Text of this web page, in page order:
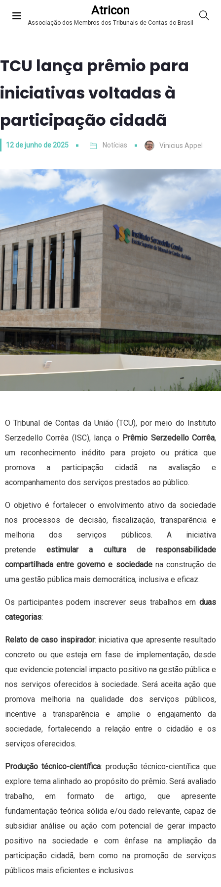
Atricon
Associação dos Membros dos Tribunais de Contas do Brasil
TCU lança prêmio para
iniciativas voltadas à
participação cidadã
12 de junho de 2025 Notícias Vinicius Appel
O Tribunal de Contas da União (TCU), por meio do Instituto
Serzedello Corrêa (ISC), lança o Prêmio Serzedello Corrêa,
um reconhecimento inédito para projeto ou prática que
promova a participação cidadã na avaliação e
acompanhamento dos serviços prestados ao público.
O objetivo é fortalecer o envolvimento ativo da sociedade
nos processos de decisão, fiscalização, transparência e
melhoria dos serviços públicos. A iniciativa
pretendeestimular a culturade responsabilidade
compartilhada entre governo e sociedadena construção de
uma gestão pública mais democrática, inclusiva e eficaz.
Os participantes podem inscrever seus trabalhos em duas
categorias:
Relato de caso inspirador: iniciativa que apresente resultado
concreto ou que esteja em fase de implementação, desde
que evidencie potencial impacto positivo na gestão pública e
nos serviços oferecidos à sociedade. Será aceita ação que
promova melhoria na qualidade dos serviços públicos,
incentive a transparência e amplie o engajamento da
sociedade, fortalecendo a relação entre o cidadão e os
serviços oferecidos.
Produção técnico-científica: produção técnico-científica que
explore tema alinhado ao propósito do prêmio. Será avaliado
trabalho, em formato de artigo, que apresente
fundamentação teórica sólida e/ou dado relevante, capaz de
subsidiar análise ou ação com potencial de gerar impacto
positivo na sociedade e com ênfase na ampliação da
participação cidadã, bem como na promoção de serviços
públicos mais eficientes e inclusivos.